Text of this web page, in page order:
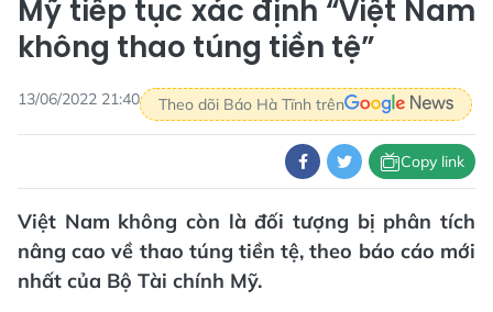
Mỹ tiếp tục xác định “Việt Nam
không thao túng tiền tệ”
13/06/2022 21:40 Theo dõi Báo Hà Tĩnh trên
Copy link
Việt Nam không còn là đối tượng bị phân tích
nâng cao về thao túng tiền tệ, theo báo cáo mới
nhất của Bộ Tài chính Mỹ.